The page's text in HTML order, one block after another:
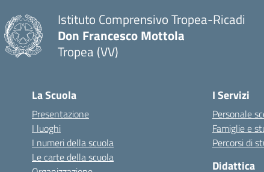
Istituto Comprensivo Tropea-Ricadi
Don Francesco Mottola
Tropea (VV)
La Scuola
Presentazione
I luoghi
I numeri della scuola
Le carte della scuola
I Servizi
Personale
Famiglie e
Percorsi di
Didattica